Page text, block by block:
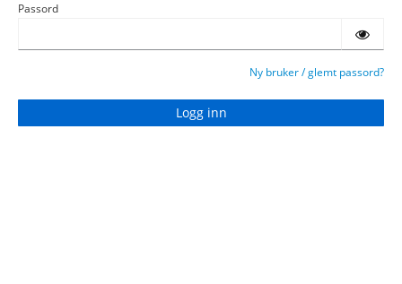
Passord
Ny bruker / glemt passord?